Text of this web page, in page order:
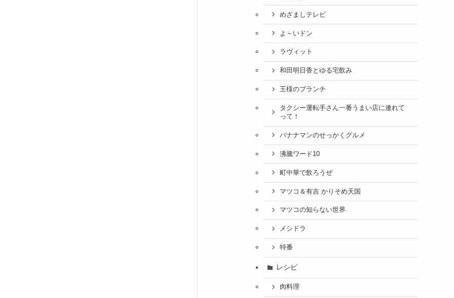
めざましテレビ
よ～いドン
ラヴィット
和田明日香とゆる宅飲み
王様のブランチ
タクシー運転手さん一番うまい店に連れて
って！
バナナマンのせっかくグルメ
沸騰ワード10
町中華で飲ろうぜ
マツコ＆有吉 かりそめ天国
マツコの知らない世界
メシドラ
特番
レシピ
肉料理